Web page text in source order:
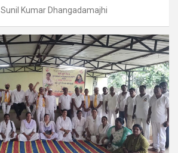
Sunil Kumar Dhangadamajhi